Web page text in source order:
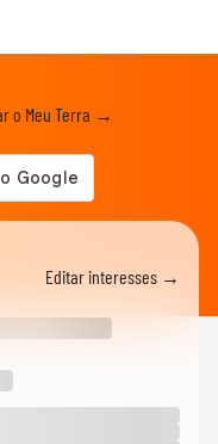
o Meu Terra →
Editar interesses →